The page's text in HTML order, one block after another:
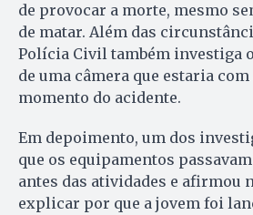
de provocar a morte, mesmo
de matar. Além das
Polícia Civil também investiga
de uma câmera que estaria
momento do acidente.
Em depoimento, um dos
que os equipamentos
antes das atividades e afirmou
explicar por que a jovem foi